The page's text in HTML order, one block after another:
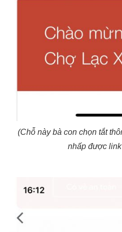
(Chỗ này bà con chọn tắt
nhấp được